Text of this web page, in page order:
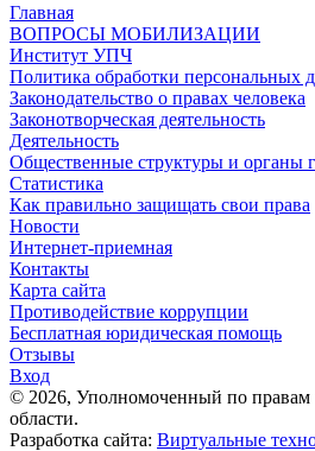
Главная
ВОПРОСЫ МОБИЛИЗАЦИИ
Институт УПЧ
Политика обработки персональных
Законодательство о правах человека
Законотворческая деятельность
Деятельность
Общественные структуры и органы
Статистика
Как правильно защищать свои права
Новости
Интернет-приемная
Контакты
Карта сайта
Противодействие коррупции
Бесплатная юридическая помощь
Отзывы
Вход
© 2026, Уполномоченный по правам
области.
Разработка сайта: Виртуальные